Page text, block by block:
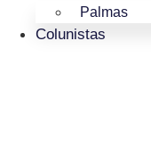
Palmas
Colunistas